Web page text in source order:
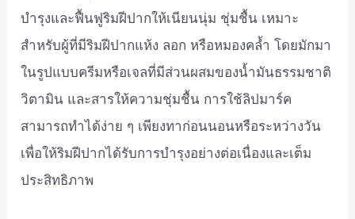
บำรุงและฟื้นฟูริมฝีปากให้เนียนนุ่ม ชุ่มชื้น เหมาะ
สำหรับผู้ที่มีริมฝีปากแห้ง ลอก หรือหมองคล้ำ โดยมักมา
ในรูปแบบครีมหรือเจลที่มีส่วนผสมของน้ำมันธรรมชาติ
วิตามิน และสารให้ความชุ่มชื้น การใช้ลิปมาร์ค
สามารถทำได้ง่าย ๆ เพียงทาก่อนนอนหรือระหว่างวัน
เพื่อให้ริมฝีปากได้รับการบำรุงอย่างต่อเนื่องและเต็ม
ประสิทธิภาพ